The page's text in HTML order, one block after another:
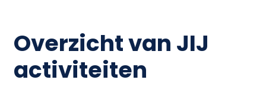
Overzicht van JIJ
activiteiten